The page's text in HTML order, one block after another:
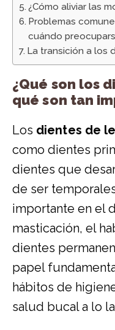
¿Cómo aliviar las
Problemas
cuándo
La transición a los
¿Qué son los
qué son tan
Los dientes de
como dientes
dientes que
de ser
importante en el
masticación, el
dientes
papel
hábitos de
salud bucal a lo